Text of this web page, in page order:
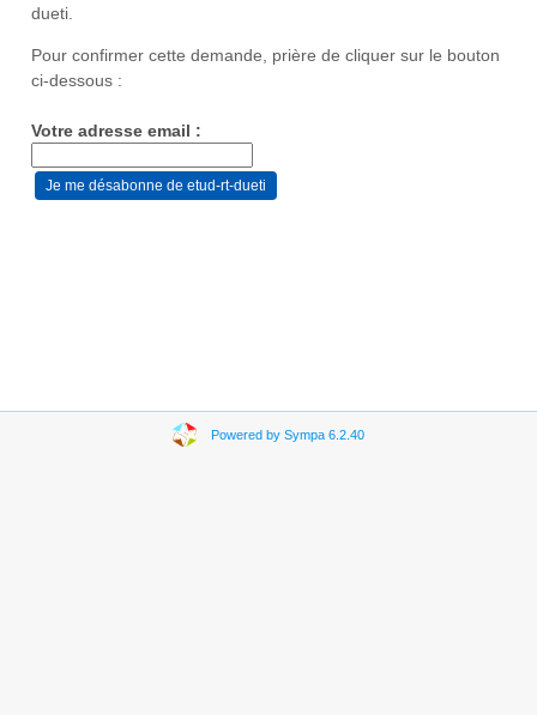
dueti.
Pour confirmer cette demande, prière de cliquer sur le bouton
ci-dessous :
Votre adresse email :
Powered by Sympa 6.2.40